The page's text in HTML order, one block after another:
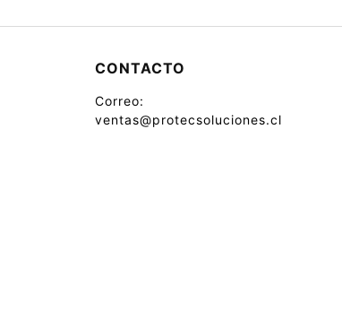
CONTACTO
Correo:
ventas@protecsoluciones.cl